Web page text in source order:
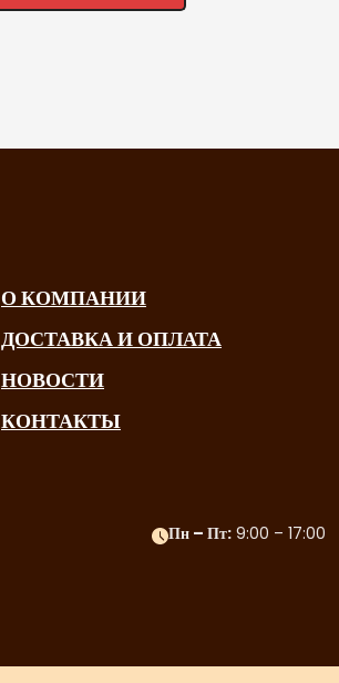
О КОМПАНИИ
ДОСТАВКА И ОПЛАТА
НОВОСТИ
КОНТАКТЫ
Пн – Пт: 9:00 – 17:00